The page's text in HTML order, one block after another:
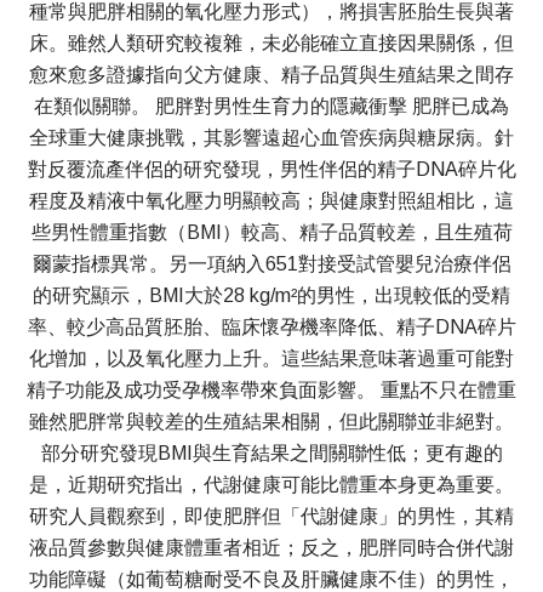
種常與肥胖相關的氧化壓力形式），將損害胚胎生長與著
床。雖然人類研究較複雜，未必能確立直接因果關係，但
愈來愈多證據指向父方健康、精子品質與生殖結果之間存
在類似關聯。 肥胖對男性生育力的隱藏衝擊 肥胖已成為
全球重大健康挑戰，其影響遠超心血管疾病與糖尿病。針
對反覆流產伴侶的研究發現，男性伴侶的精子DNA碎片化
程度及精液中氧化壓力明顯較高；與健康對照組相比，這
些男性體重指數（BMI）較高、精子品質較差，且生殖荷
爾蒙指標異常。另一項納入651對接受試管嬰兒治療伴侶
的研究顯示，BMI大於28 kg/m²的男性，出現較低的受精
率、較少高品質胚胎、臨床懷孕機率降低、精子DNA碎片
化增加，以及氧化壓力上升。這些結果意味著過重可能對
精子功能及成功受孕機率帶來負面影響。 重點不只在體重
雖然肥胖常與較差的生殖結果相關，但此關聯並非絕對。
部分研究發現BMI與生育結果之間關聯性低；更有趣的
是，近期研究指出，代謝健康可能比體重本身更為重要。
研究人員觀察到，即使肥胖但「代謝健康」的男性，其精
液品質參數與健康體重者相近；反之，肥胖同時合併代謝
功能障礙（如葡萄糖耐受不良及肝臟健康不佳）的男性，